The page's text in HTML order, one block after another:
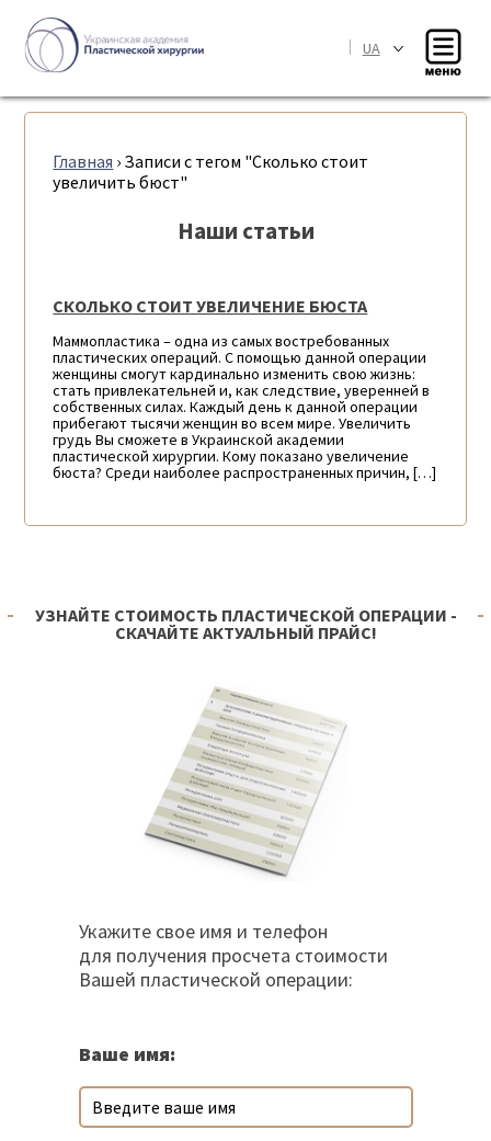
| UA
Главная › Записи с тегом "Сколько стоит
увеличить бюст"
Наши статьи
СКОЛЬКО СТОИТ УВЕЛИЧЕНИЕ БЮСТА
Маммопластика – одна из самых востребованных
пластических операций. С помощью данной операции
женщины смогут кардинально изменить свою жизнь:
стать привлекательней и, как следствие, уверенней в
собственных силах. Каждый день к данной операции
прибегают тысячи женщин во всем мире. Увеличить
грудь Вы сможете в Украинской академии
пластической хирургии. Кому показано увеличение
бюста? Среди наиболее распространенных причин, […]
УЗНАЙТЕ СТОИМОСТЬ ПЛАСТИЧЕСКОЙ ОПЕРАЦИИ -
СКАЧАЙТЕ АКТУАЛЬНЫЙ ПРАЙС!
Укажите свое имя и телефон
для получения просчета стоимости
Вашей пластической операции:
Ваше имя: